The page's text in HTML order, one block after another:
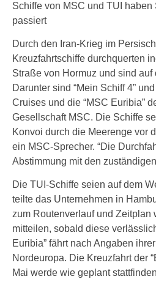
Schiffe von MSC und TUI
passiert
Durch den Iran-Krieg im
Kreuzfahrtschiffe durchquerten
Straße von Hormuz und sind auf
Darunter sind “Mein Schiff 4”
Cruises und die “MSC Euribia”
Gesellschaft MSC. Die Schiffe
Konvoi durch die Meerenge vor
ein MSC-Sprecher. “Die
Abstimmung mit den
Die TUI-Schiffe seien auf dem
teilte das Unternehmen in
zum Routenverlauf und Zeitplan
mitteilen, sobald diese
Euribia” fährt nach Angaben
Nordeuropa. Die Kreuzfahrt der
Mai werde wie geplant